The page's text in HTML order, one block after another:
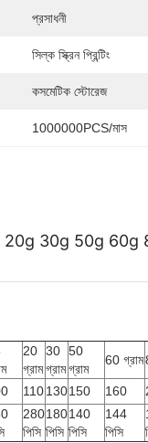
প্রসাধনী
সিল্ক স্ক্রিন প্রিন্টিং
কসমেটিক স্টোরেজ
1000000PCS/মাস
30g 50g 60g 80g
20
গ্রাম
30
গ্রাম
50
গ্রাম
60 গ্রাম
110130150 160
280
পিসি
180
পিসি
140
পিসি
144
পিসি